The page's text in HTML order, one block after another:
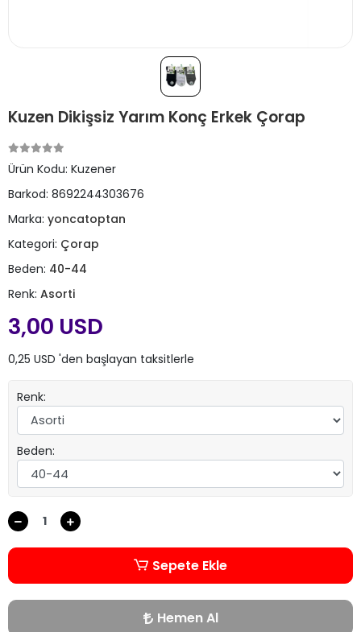
Kuzen Dikişsiz Yarım Konç Erkek Çorap
Ürün Kodu: Kuzener
Barkod: 8692244303676
Marka: yoncatoptan
Kategori: Çorap
Beden: 40-44
Renk: Asorti
3,00 USD
0,25 USD 'den başlayan taksitlerle
Renk:
Beden:
Sepete Ekle
Hemen Al